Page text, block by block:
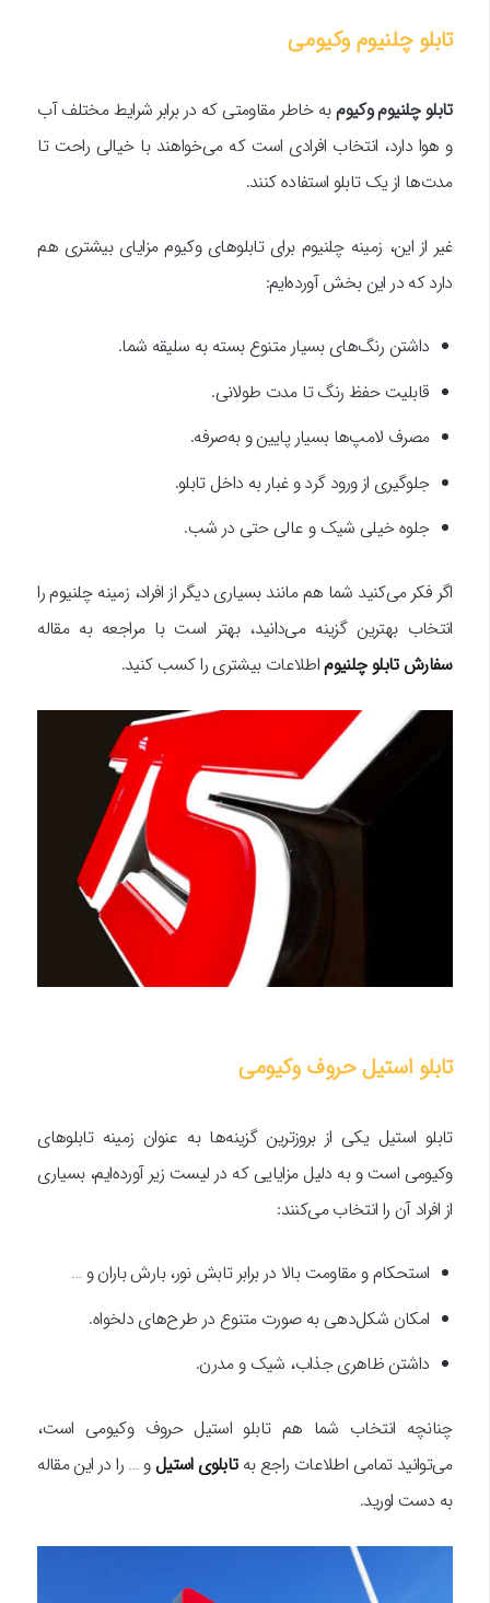
تابلو چلنیوم وکیومی
تابلو چلنیوم وکیومبه خاطر مقاومتی که در برابر شرایط مختلف آب
و هوا دارد، انتخاب افرادی است که می‌خواهند با خیالی راحت تا
مدت‌ها از یک تابلو استفاده کنند.
غیر از این، زمینه چلنیوم برای تابلوهای وکیوم مزایای بیشتری هم
دارد که در این بخش آورده‌ایم:
داشتن رنگ‌های بسیار متنوع بسته به سلیقه شما.
قابلیت حفظ رنگ تا مدت طولانی.
مصرف لامپ‌ها بسیار پایین و به‌صرفه.
جلوگیری از ورود گرد و غبار به داخل تابلو.
جلوه خیلی شیک و عالی حتی در شب.
اگر فکر می‌کنید شما هم مانند بسیاری دیگر از افراد، زمینه چلنیوم را
انتخاب بهترین گزینه می‌دانید، بهتر است با مراجعه به مقاله
سفارش تابلو چلنیوماطلاعات بیشتری را کسب کنید.
تابلو استیل حروف وکیومی
تابلو استیل یکی از بروزترین گزینه‌ها به عنوان زمینه تابلوهای
وکیومی است و به دلیل مزایایی که در لیست زیر آورده‌ایم، بسیاری
از افراد آن را انتخاب می‌کنند:
استحکام و مقاومت بالا در برابر تابش نور، بارش باران و …
امکان شکل‌دهی به صورت متنوع در طرح‌های دلخواه.
داشتن ظاهری جذاب، شیک و مدرن.
چنانچه انتخاب شما هم تابلو استیل حروف وکیومی است،
می‌توانید تمامی اطلاعات راجع بهتابلوی استیل و … را در این مقاله
به دست اورید.